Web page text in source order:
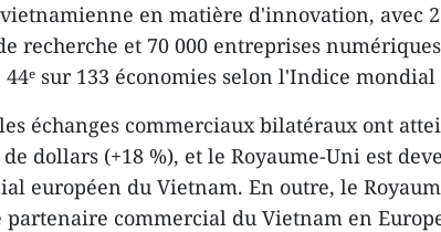
en matière d'innovation, avec
recherche et 70 000 entreprises
44ᵉ sur 133 économies selon l'Indice
échanges commerciaux bilatéraux ont
dollars (+18 %), et le Royaume-Uni est
européen du Vietnam. En outre, le
partenaire commercial du Vietnam en